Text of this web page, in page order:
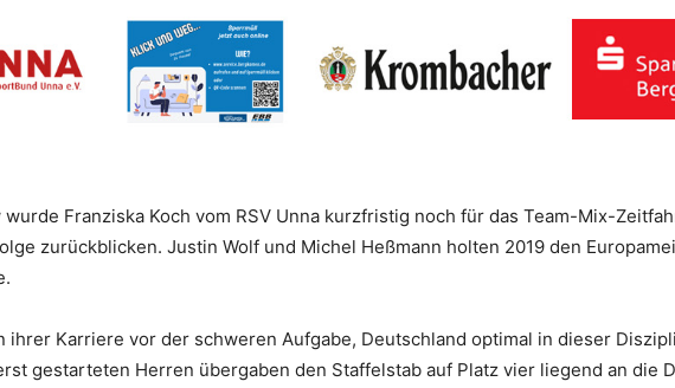
Franziska Koch vom RSV Unna kurzfristig noch für das Team-Mix-
zurückblicken. Justin Wolf und Michel Heßmann holten 2019 den
ihrer Karriere vor der schweren Aufgabe, Deutschland optimal in dieser
gestarteten Herren übergaben den Staffelstab auf Platz vier liegend an die